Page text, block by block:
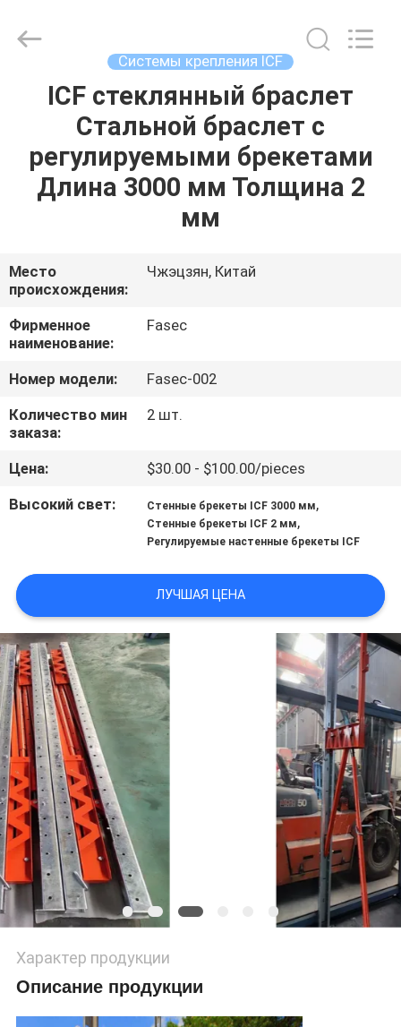
ДОМ
ПРОДУКТЫ
ПУТЕШЕСТВИЕ
ФАБРИКИ
ПРОВЕРКА
КАЧЕСТВА
СВЯЖИТЕСЬ
МЫ
СЛУЧАИ
СПРОСИТЕ
ЦИТАТУ
КАРТА
САЙТА
PRIVACY
POLICY
Buildings
Co.,Ltd..
Системы крепления ICF
ICF стеклянный браслет
Стальной браслет с
регулируемыми брекетами
Длина 3000 мм Толщина 2
мм
Место
происхождения:
Чжэцзян, Китай
Фирменное
наименование:
Fasec
Номер модели:
Fasec-002
Количество мин
заказа:
2 шт.
Цена:
$30.00 - $100.00/pieces
Высокий свет:
Стенные брекеты ICF 3000 мм,
Стенные брекеты ICF 2 мм,
Регулируемые настенные брекеты ICF
ЛУЧШАЯ ЦЕНА
Характер продукции
Описание продукции